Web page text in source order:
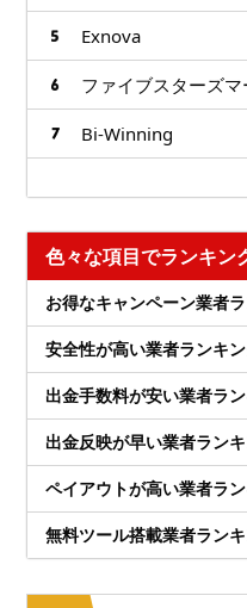
Exnova
ファイブスターズ
Bi-Winning
色々な項目でランキン
お得なキャンペーン業者
安全性が高い業者ランキ
出金手数料が安い業者ラ
出金反映が早い業者ラン
ペイアウトが高い業者ラ
無料ツール搭載業者ラン